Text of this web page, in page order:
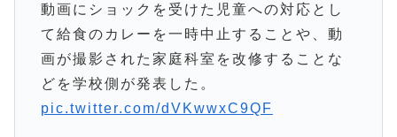
動画にショックを受けた児童への対応とし
て給食のカレーを一時中止することや、動
画が撮影された家庭科室を改修することな
どを学校側が発表した。
pic.twitter.com/dVKwwxC9QF